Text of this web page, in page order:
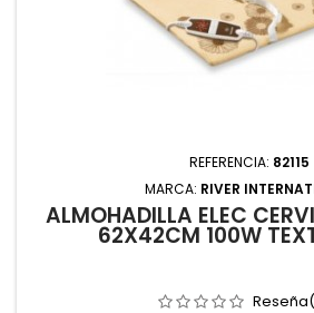
REFERENCIA: 82115
MARCA: RIVER
ALMOHADILLA ELEC
62X42CM 100W